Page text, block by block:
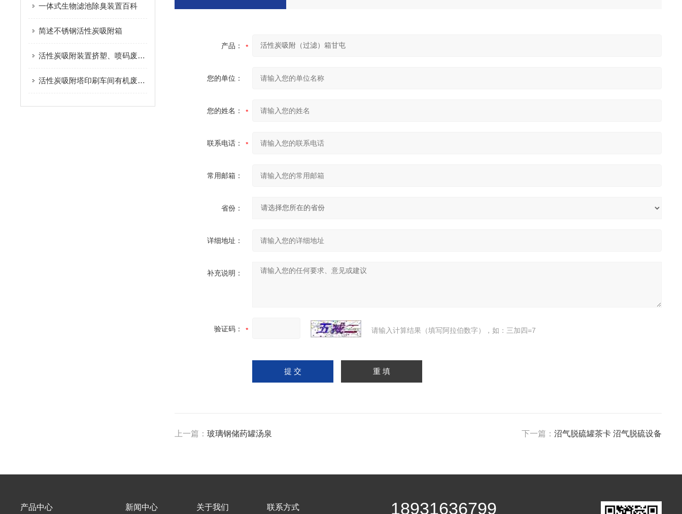
一体式生物滤池除臭装置百科
简述不锈钢活性炭吸附箱
活性炭吸附装置挤塑、喷码废气治理
活性炭吸附塔印刷车间有机废气治理
产品：
您的单位：
您的姓名：
联系电话：
常用邮箱：
省份：
详细地址：
补充说明：
验证码： 请输入计算结果（填写阿拉伯数字），如：三加四=7
上一篇： 玻璃钢储药罐汤泉 下一篇： 沼气脱硫罐茶卡 沼气脱硫设备
产品中心 新闻中心 关于我们 联系方式 18931636799